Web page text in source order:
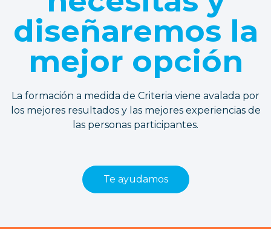
diseñaremos la
mejor opción
La formación a medida de Criteria viene avalada por
los mejores resultados y las mejores experiencias de
las personas participantes.
Te ayudamos